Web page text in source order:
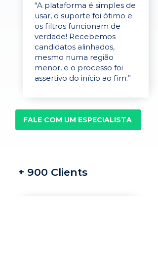
“A plataforma é simples de
usar, o suporte foi ótimo e
os filtros funcionam de
verdade! Recebemos
candidatos alinhados,
mesmo numa região
menor, e o processo foi
assertivo do início ao fim.”
FALE COM UM ESPECIALISTA
+ 900 Clients